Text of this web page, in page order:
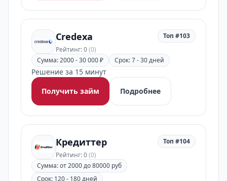
Credexa
Рейтинг: 0(0)
Топ #103
Сумма: 2000 - 30 000 ₽ Срок: 7 - 30 дней
Решение за 15 минут
Получить займ
Подробнее
Кредиттер
Рейтинг: 0(0)
Топ #104
Сумма: от 2000 до 80000 руб
Срок: 120 - 180 дней